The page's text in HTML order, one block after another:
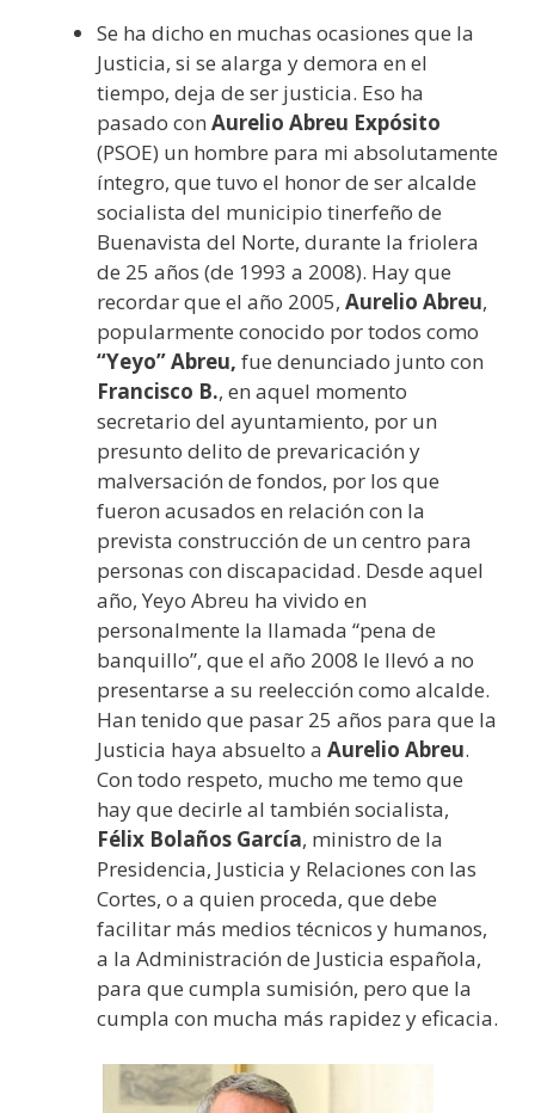
Se ha dicho en muchas ocasiones que la
Justicia, si se alarga y demora en el
tiempo, deja de ser justicia. Eso ha
pasado con Aurelio Abreu Expósito
(PSOE) un hombre para mi absolutamente
íntegro, que tuvo el honor de ser alcalde
socialista del municipio tinerfeño de
Buenavista del Norte, durante la friolera
de 25 años (de 1993 a 2008). Hay que
recordar que el año 2005, Aurelio Abreu,
popularmente conocido por todos como
“Yeyo” Abreu, fue denunciado junto con
Francisco B., en aquel momento
secretario del ayuntamiento, por un
presunto delito de prevaricación y
malversación de fondos, por los que
fueron acusados en relación con la
prevista construcción de un centro para
personas con discapacidad. Desde aquel
año, Yeyo Abreu ha vivido en
personalmente la llamada “pena de
banquillo”, que el año 2008 le llevó a no
presentarse a su reelección como alcalde.
Han tenido que pasar 25 años para que la
Justicia haya absuelto a Aurelio Abreu.
Con todo respeto, mucho me temo que
hay que decirle al también socialista,
Félix Bolaños García, ministro de la
Presidencia, Justicia y Relaciones con las
Cortes, o a quien proceda, que debe
facilitar más medios técnicos y humanos,
a la Administración de Justicia española,
para que cumpla sumisión, pero que la
cumpla con mucha más rapidez y eficacia.